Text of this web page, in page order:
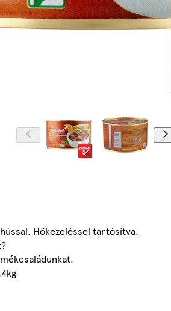
Hőkezeléssel tartósítva.